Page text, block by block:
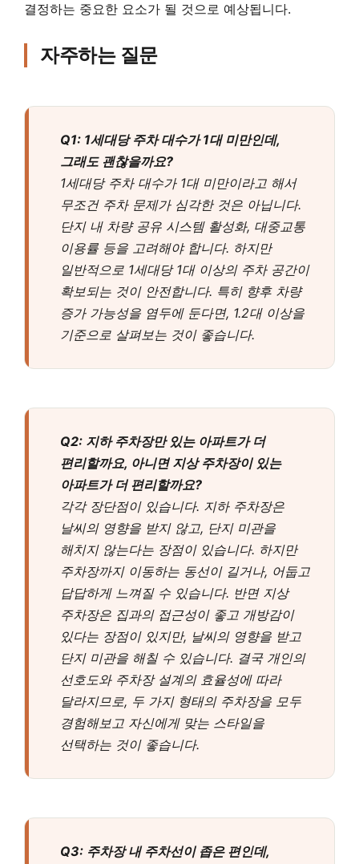
결정하는 중요한 요소가 될 것으로 예상됩니다.
자주하는 질문
Q1: 1세대당 주차 대수가 1대 미만인데,
그래도 괜찮을까요?
1세대당 주차 대수가 1대 미만이라고 해서
무조건 주차 문제가 심각한 것은 아닙니다.
단지 내 차량 공유 시스템 활성화, 대중교통
이용률 등을 고려해야 합니다. 하지만
일반적으로 1세대당 1대 이상의 주차 공간이
확보되는 것이 안전합니다. 특히 향후 차량
증가 가능성을 염두에 둔다면, 1.2대 이상을
기준으로 살펴보는 것이 좋습니다.
Q2: 지하 주차장만 있는 아파트가 더
편리할까요, 아니면 지상 주차장이 있는
아파트가 더 편리할까요?
각각 장단점이 있습니다. 지하 주차장은
날씨의 영향을 받지 않고, 단지 미관을
해치지 않는다는 장점이 있습니다. 하지만
주차장까지 이동하는 동선이 길거나, 어둡고
답답하게 느껴질 수 있습니다. 반면 지상
주차장은 집과의 접근성이 좋고 개방감이
있다는 장점이 있지만, 날씨의 영향을 받고
단지 미관을 해칠 수 있습니다. 결국 개인의
선호도와 주차장 설계의 효율성에 따라
달라지므로, 두 가지 형태의 주차장을 모두
경험해보고 자신에게 맞는 스타일을
선택하는 것이 좋습니다.
Q3: 주차장 내 주차선이 좁은 편인데,